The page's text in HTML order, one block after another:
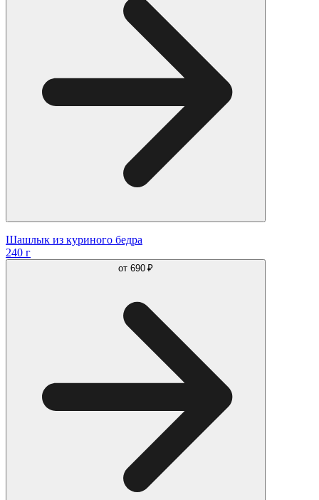
Шашлык из куриного бедра
240 г
от 690 ₽